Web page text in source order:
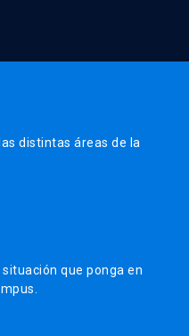
distintas áreas de la
que ponga en